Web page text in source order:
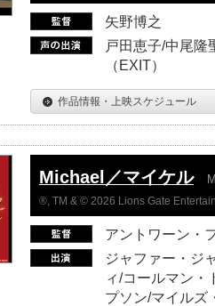
矢野博之
戸田恵子/中尾隆
（EXIT）
作品情報・上映スケジュール
Michael／マイケル
®, TM & © 2026 Lions Gate
アントワーン・
ジャファー・ジ
ィ/コールマン・
プソン/マイルズ